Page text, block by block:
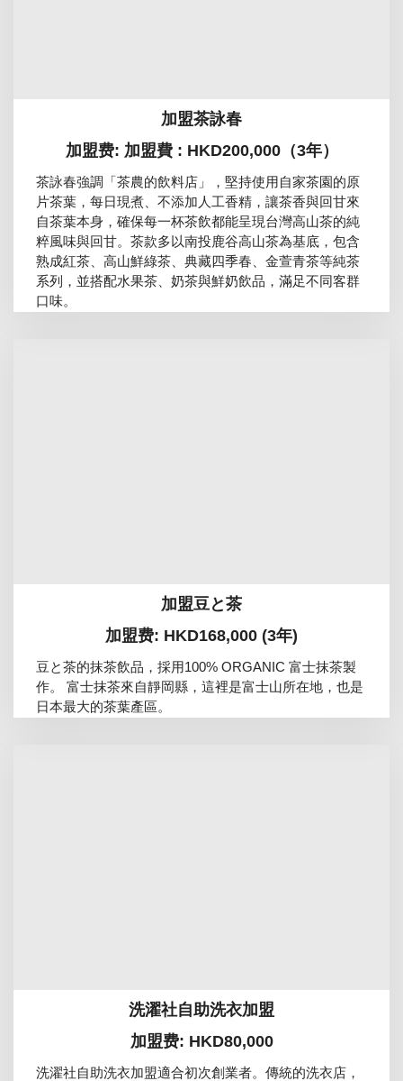
加盟茶詠春
加盟费: 加盟費 : HKD200,000（3年）
茶詠春強調「茶農的飲料店」，堅持使用自家茶園的原
片茶葉，每日現煮、不添加人工香精，讓茶香與回甘來
自茶葉本身，確保每一杯茶飲都能呈現台灣高山茶的純
粹風味與回甘。茶款多以南投鹿谷高山茶為基底，包含
熟成紅茶、高山鮮綠茶、典藏四季春、金萱青茶等純茶
系列，並搭配水果茶、奶茶與鮮奶飲品，滿足不同客群
口味。
加盟豆と茶
加盟费: HKD168,000 (3年)
豆と茶的抹茶飲品，採用100% ORGANIC 富士抹茶製
作。 富士抹茶來自靜岡縣，這裡是富士山所在地，也是
日本最大的茶葉產區。
洗濯社自助洗衣加盟
加盟费: HKD80,000
洗濯社自助洗衣加盟適合初次創業者。傳統的洗衣店，